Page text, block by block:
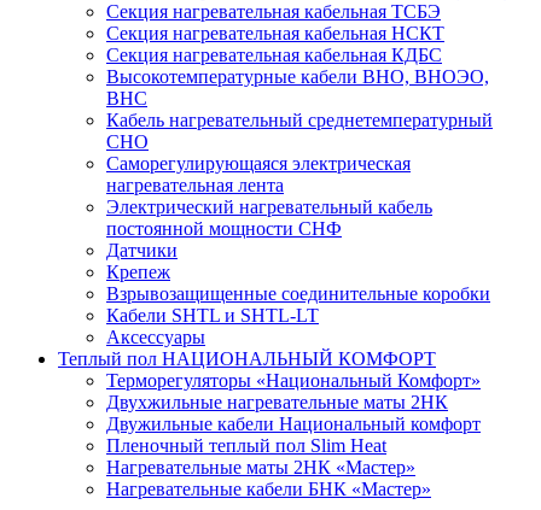
Секция нагревательная кабельная ТСБЭ
Секция нагревательная кабельная НСКТ
Секция нагревательная кабельная КДБС
Высокотемпературные кабели ВНО, ВНОЭО,
ВНС
Кабель нагревательный среднетемпературный
СНО
Саморегулирующаяся электрическая
нагревательная лента
Электрический нагревательный кабель
постоянной мощности СНФ
Датчики
Крепеж
Взрывозащищенные соединительные коробки
Кабели SHTL и SHTL-LT
Аксессуары
Теплый пол НАЦИОНАЛЬНЫЙ КОМФОРТ
Терморегуляторы «Национальный Комфорт»
Двухжильные нагревательные маты 2НК
Двужильные кабели Национальный комфорт
Пленочный теплый пол Slim Heat
Нагревательные маты 2НК «Мастер»
Нагревательные кабели БНК «Мастер»